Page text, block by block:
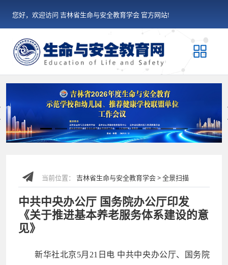
您好，欢迎访问 吉林省生命与安全教育学会 官方网站!
当前位置： 吉林省生命与安全教育学会 > 全景扫描
中共中央办公厅 国务院办公厅印发
《关于推进基本养老服务体系建设的意
见》
新华社北京5月21日电 中共中央办公厅、国务院